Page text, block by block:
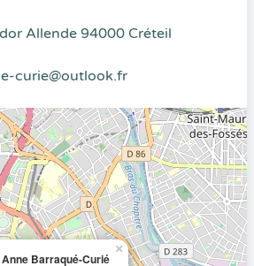
Allende 94000 Créteil
curie@outlook.fr
Anne Barraqué-Curié
×